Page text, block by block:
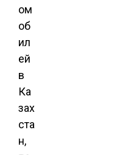
ом
об
ил
ей
в
Ка
зах
ста
н,